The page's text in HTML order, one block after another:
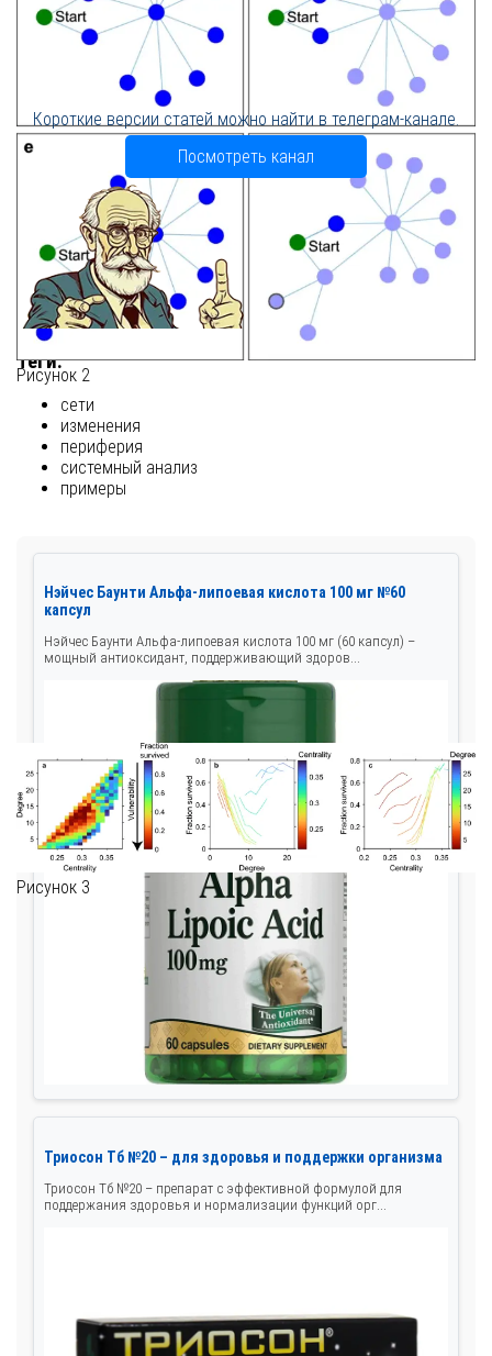
Рисунок 2
Рисунок 3
Короткие версии статей можно найти в телеграм-канале.
Посмотреть канал
Теги:
сети
изменения
периферия
системный анализ
примеры
Нэйчес Баунти Альфа-липоевая кислота 100 мг №60
капсул
Нэйчес Баунти Альфа-липоевая кислота 100 мг (60 капсул) –
мощный антиоксидант, поддерживающий здоров...
Триосон Тб №20 – для здоровья и поддержки организма
Триосон Тб №20 – препарат с эффективной формулой для
поддержания здоровья и нормализации функций орг...